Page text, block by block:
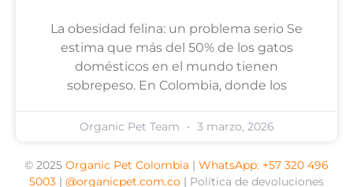
La obesidad felina: un problema serio Se
estima que más del 50% de los gatos
domésticos en el mundo tienen
sobrepeso. En Colombia, donde los
Organic Pet Team 3 marzo, 2026
© 2025 Organic Pet Colombia | WhatsApp: +57 320 496
5003 | @organicpet.com.co | Política de devoluciones